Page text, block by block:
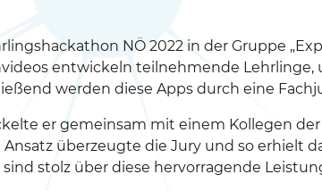
NÖ 2022 in der Gruppe
entwickeln teilnehmende
werden diese Apps durch eine
er gemeinsam mit einem Kollegen der
überzeugte die Jury und so erhielt
stolz über diese hervorragende